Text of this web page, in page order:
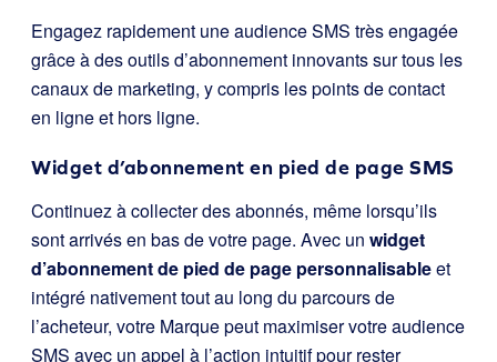
Engagez rapidement une audience SMS très engagée
grâce à des outils d’abonnement innovants sur tous les
canaux de marketing, y compris les points de contact
en ligne et hors ligne.
Widget d’abonnement en pied de page SMS
Continuez à collecter des abonnés, même lorsqu’ils
sont arrivés en bas de votre page. Avec un widget
d’abonnement de pied de page personnalisableet
intégré nativement tout au long du parcours de
l’acheteur, votre Marque peut maximiser votre audience
SMS avec un appel à l’action intuitif pour rester